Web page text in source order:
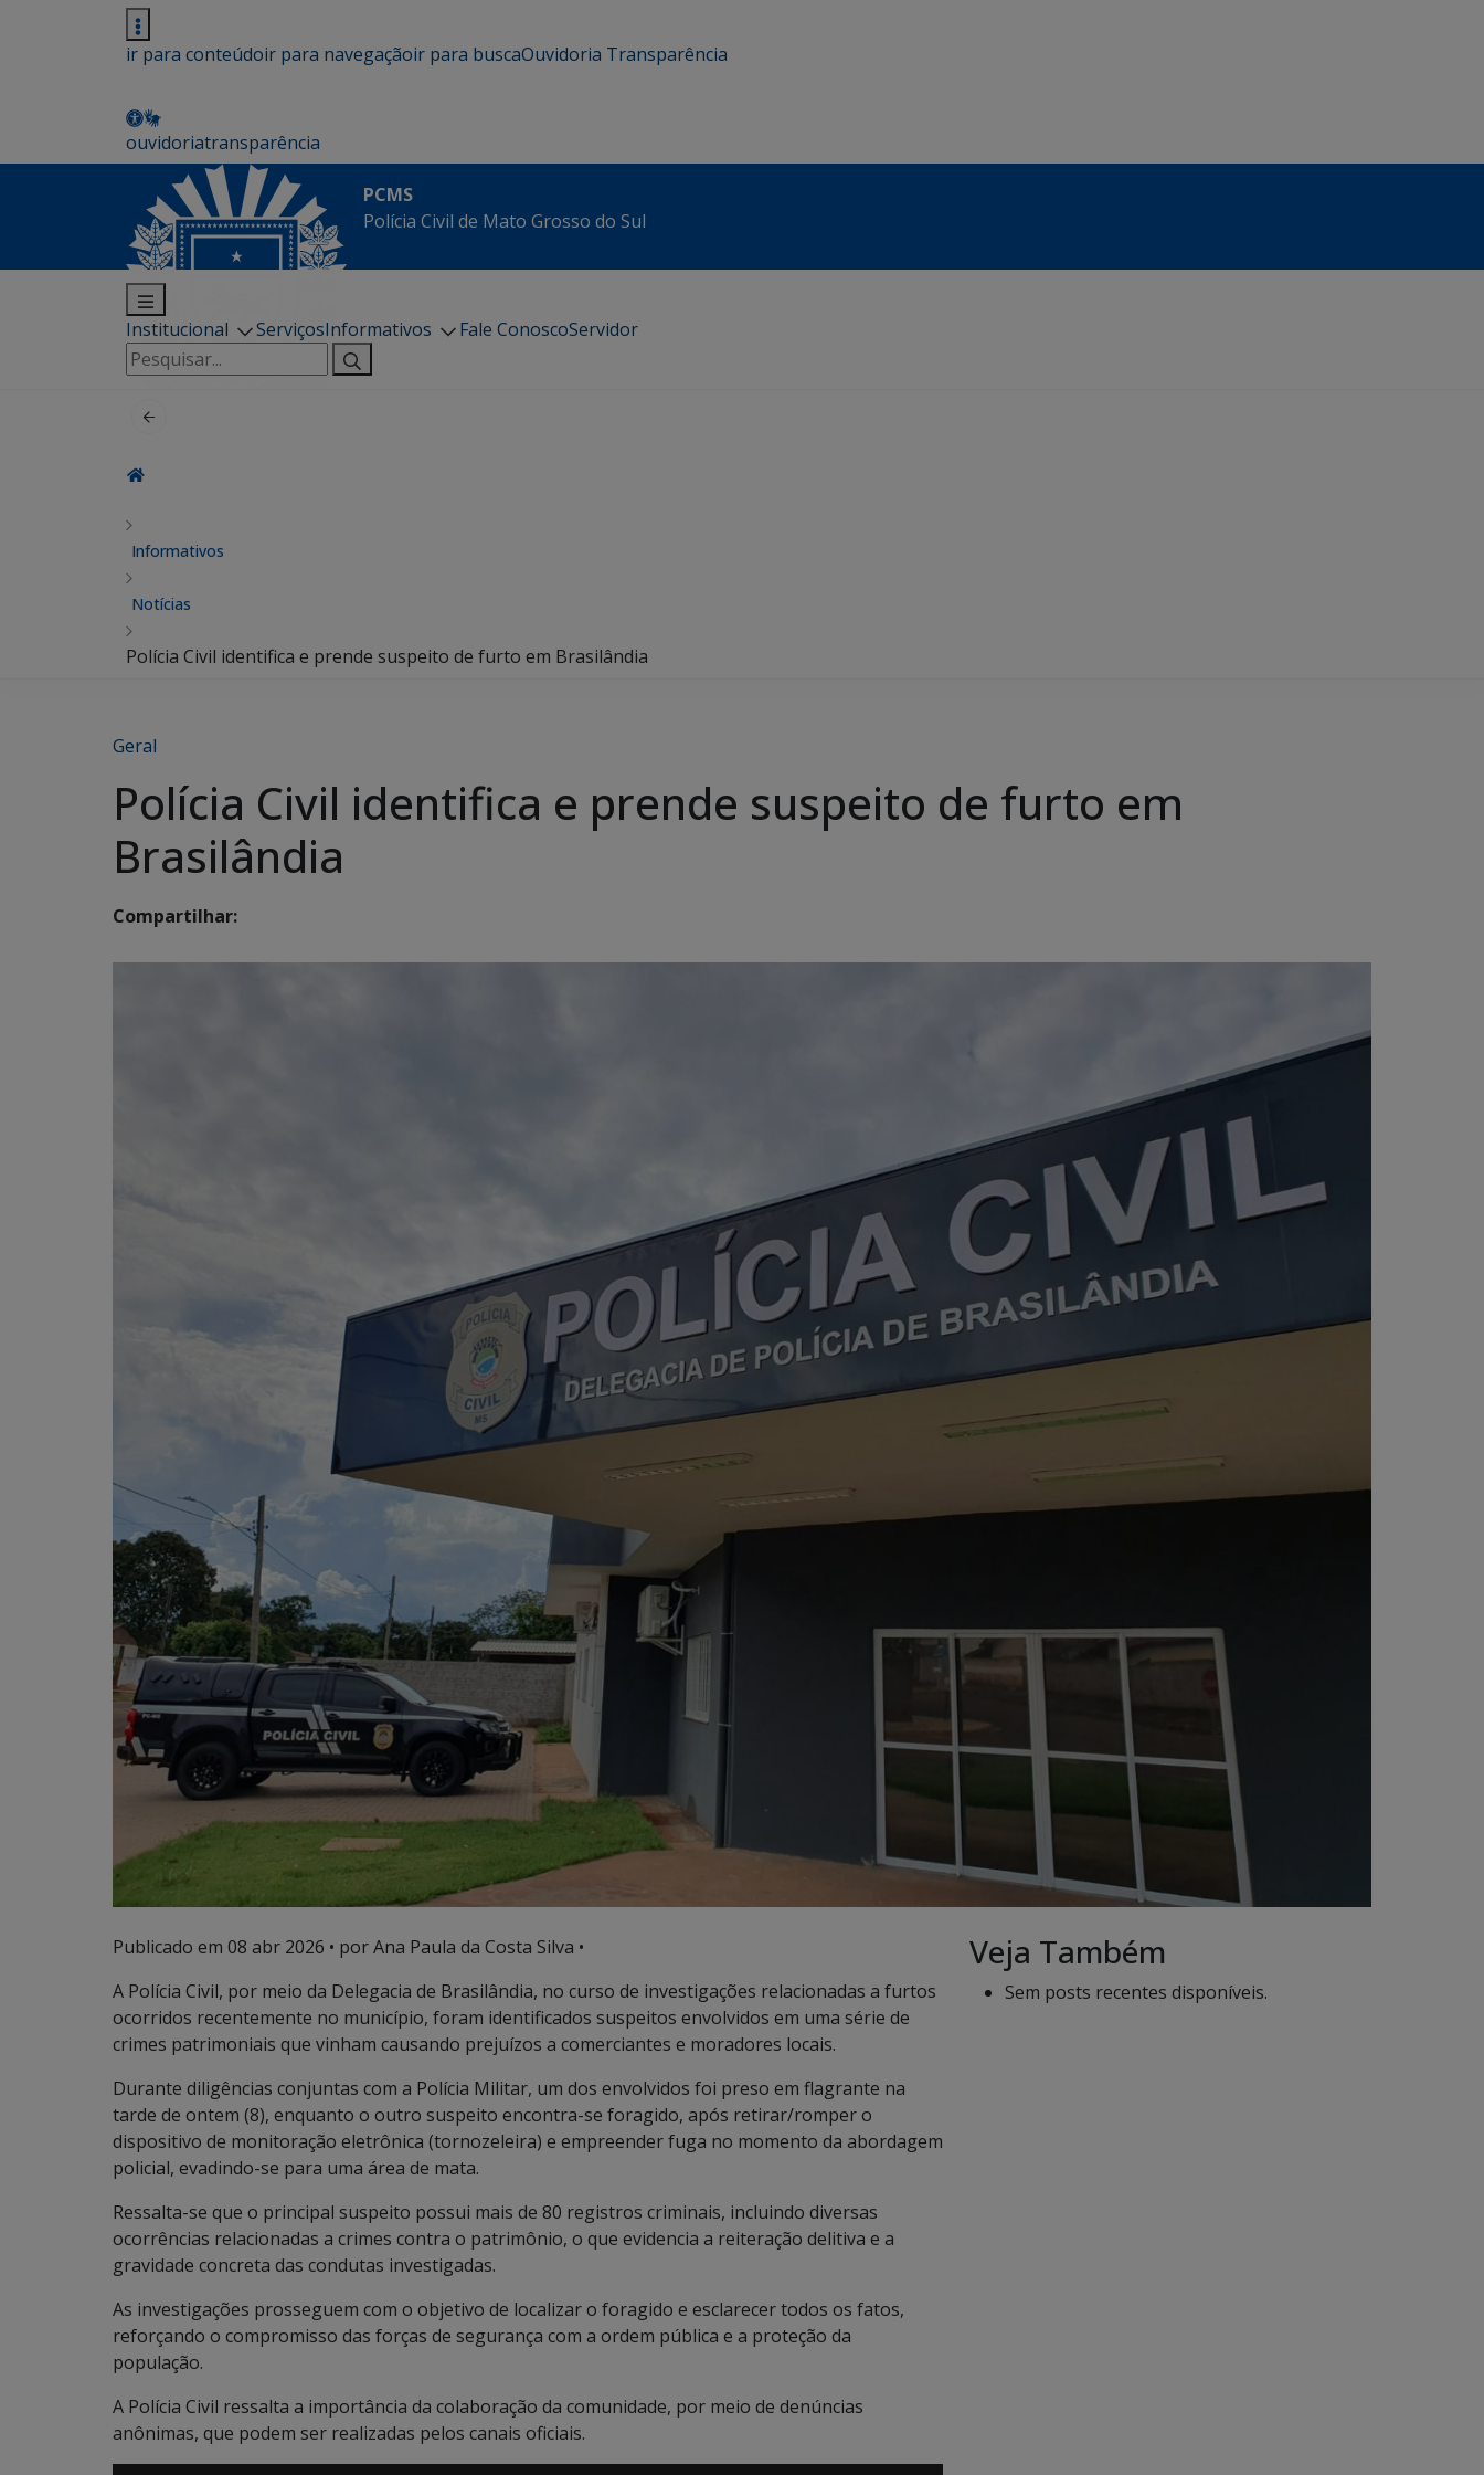
ir para conteúdoir para navegaçãoir para buscaOuvidoria Transparência
ouvidoriatransparência
PCMS
Polícia Civil de Mato Grosso do Sul
Institucional ServiçosInformativos Fale ConoscoServidor
Pesquisar
por:
Informativos
Notícias
Polícia Civil identifica e prende suspeito de furto em Brasilândia
Geral
Polícia Civil identifica e prende suspeito de furto em
Brasilândia
Compartilhar:
Publicado em 08 abr 2026 • por Ana Paula da Costa Silva •
A Polícia Civil, por meio da Delegacia de Brasilândia, no curso de investigações relacionadas a furtos
ocorridos recentemente no município, foram identificados suspeitos envolvidos em uma série de
crimes patrimoniais que vinham causando prejuízos a comerciantes e moradores locais.
Durante diligências conjuntas com a Polícia Militar, um dos envolvidos foi preso em flagrante na
tarde de ontem (8), enquanto o outro suspeito encontra-se foragido, após retirar/romper o
dispositivo de monitoração eletrônica (tornozeleira) e empreender fuga no momento da abordagem
policial, evadindo-se para uma área de mata.
Ressalta-se que o principal suspeito possui mais de 80 registros criminais, incluindo diversas
ocorrências relacionadas a crimes contra o patrimônio, o que evidencia a reiteração delitiva e a
gravidade concreta das condutas investigadas.
As investigações prosseguem com o objetivo de localizar o foragido e esclarecer todos os fatos,
reforçando o compromisso das forças de segurança com a ordem pública e a proteção da
população.
A Polícia Civil ressalta a importância da colaboração da comunidade, por meio de denúncias
anônimas, que podem ser realizadas pelos canais oficiais.
Veja Também
Sem posts recentes disponíveis.